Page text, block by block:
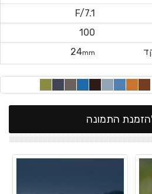
F/7.1
100
24mm
התמונה